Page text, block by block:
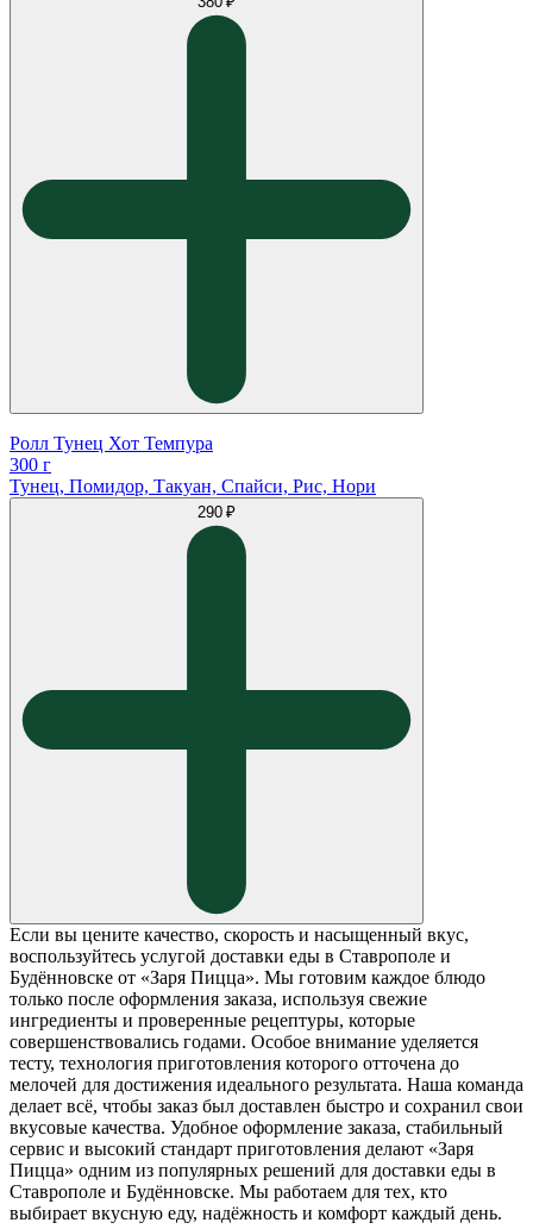
Ролл Тунец Хот Темпура
300 г
Тунец, Помидор, Такуан, Спайси, Рис, Нори
290 ₽
Если вы цените качество, скорость и насыщенный вкус,
воспользуйтесь услугой доставки еды в Ставрополе и
Будённовске от «Заря Пицца». Мы готовим каждое блюдо
только после оформления заказа, используя свежие
ингредиенты и проверенные рецептуры, которые
совершенствовались годами. Особое внимание уделяется
тесту, технология приготовления которого отточена до
мелочей для достижения идеального результата. Наша команда
делает всё, чтобы заказ был доставлен быстро и сохранил свои
вкусовые качества. Удобное оформление заказа, стабильный
сервис и высокий стандарт приготовления делают «Заря
Пицца» одним из популярных решений для доставки еды в
Ставрополе и Будённовске. Мы работаем для тех, кто
выбирает вкусную еду, надёжность и комфорт каждый день.